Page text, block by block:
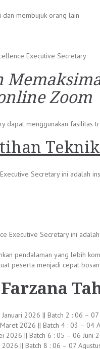
membujuk orang lain
Executive Secretary
Zoom
dapat menggunakan
Secretary ini adalah
Executive Secretary ini
pendalaman yang lebih
peserta menjadi cepat
2026 || Batch 2 : 06 –
2026 || Batch 4 : 03 –
2026 || Batch 6 : 05 – 06 Juni
|| Batch 8 : 06 – 07